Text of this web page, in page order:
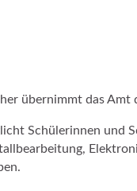
übernimmt das Amt
Schülerinnen und